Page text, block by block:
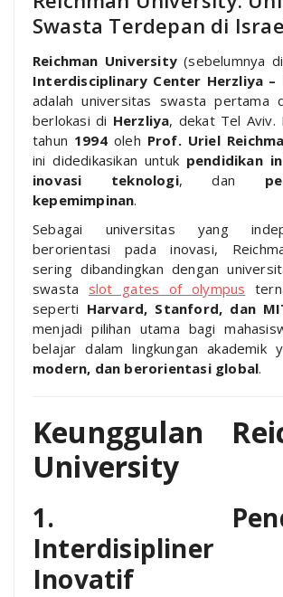
Swasta Terdepan di
Reichman University(sebelumnya
Interdisciplinary Center Herzliya –
adalah universitas swasta pertama
berlokasi di Herzliya, dekat Tel Aviv.
tahun 1994oleh Prof. Uriel
ini didedikasikan untuk pendidikan
inovasi teknologi, dan
kepemimpinan.
Sebagai universitas yang
berorientasi pada inovasi,
sering dibandingkan dengan
swasta slot gates of olympus
seperti Harvard, Stanford, dan
menjadi pilihan utama bagi
belajar dalam lingkungan akademik
modern, dan berorientasi global.
Keunggulan
University
1.
Inovatif